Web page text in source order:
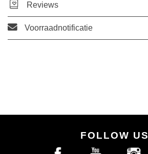
Reviews
Voorraadnotificatie
FOLLOW US